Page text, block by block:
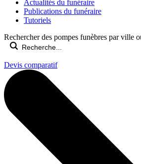
Actualités du funéraire
Publications du funéraire
Tutoriels
Rechercher des pompes funèbres par ville
Devis comparatif